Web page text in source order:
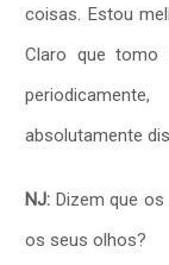
coisas. Estou
Claro que tomo
absolutamente
NJ: Dizem que
os seus olhos?